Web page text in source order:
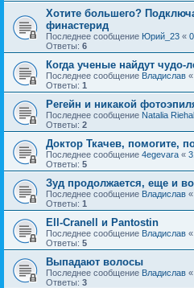
Хотите большего?
финастерид
Последнее сообщение Юрий_23 «
Ответы: 6
Когда ученые найдут чудо-
Последнее сообщение Владислав «
Ответы: 1
Регейн и никакой
Последнее сообщение Natalia
Ответы: 2
Доктор Ткачев, помогите,
Последнее сообщение 4egevara «
Ответы: 5
Зуд продолжается, еще и
Последнее сообщение Владислав «
Ответы: 1
Ell-Cranell и Pantostin
Последнее сообщение Владислав «
Ответы: 5
Выпадают волосы
Последнее сообщение Владислав «
Ответы: 3